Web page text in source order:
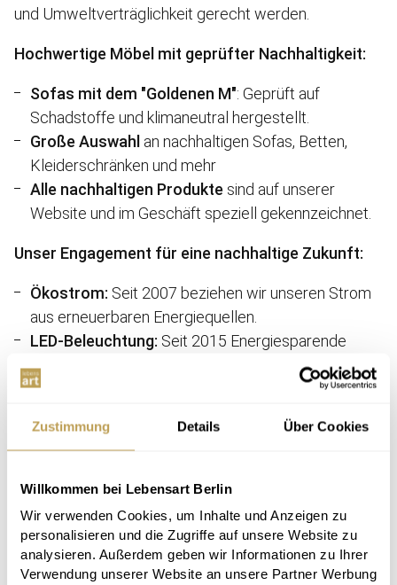
Zustimmung Details Über Cookies
Willkommen bei Lebensart Berlin
Wir verwenden Cookies, um Inhalte und Anzeigen zu
personalisieren und die Zugriffe auf unsere Website zu
analysieren. Außerdem geben wir Informationen zu Ihrer
Verwendung unserer Website an unsere Partner Werbung
und Umweltverträglichkeit gerecht werden.
Hochwertige Möbel mit geprüfter Nachhaltigkeit:
Sofas mit dem "Goldenen M": Geprüft auf
Schadstoffe und klimaneutral hergestellt.
Große Auswahl an nachhaltigen Sofas, Betten,
Kleiderschränken und mehr
Alle nachhaltigen Produkte sind auf unserer
Website und im Geschäft speziell gekennzeichnet.
Unser Engagement für eine nachhaltige Zukunft:
Ökostrom: Seit 2007 beziehen wir unseren Strom
aus erneuerbaren Energiequellen.
LED-Beleuchtung: Seit 2015 Energiesparende
LED-Beleuchtung im gesamten Geschäft.
Dämmung:
Fenster und Gebäude sind vollständig
Solaranlage:
Seit 2022 eigene Solaranlage zur
Ökostrom für unsere Website:
die Server unserer Website mit Ökostrom.
Jetzt nachhaltige Möbel finden